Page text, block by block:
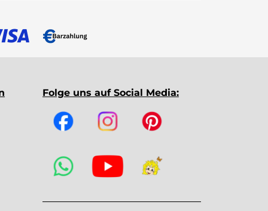
Folge uns auf Social Media: